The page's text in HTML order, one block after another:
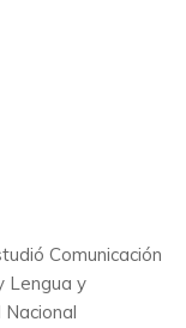
Comunicación
Lengua y